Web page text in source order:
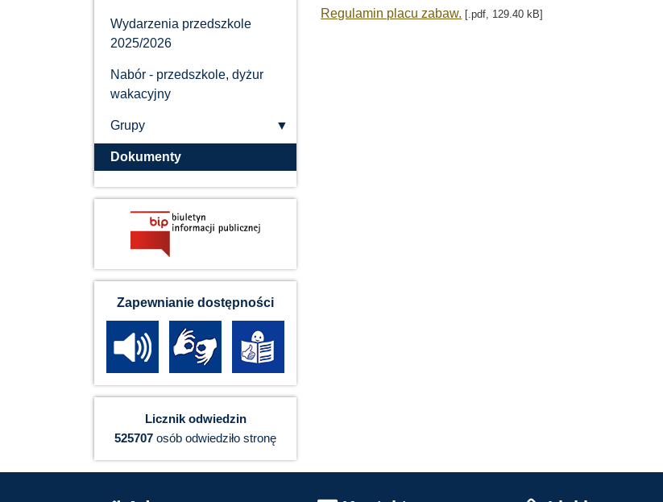
Regulamin placu zabaw. [.pdf, 129.40 kB]
Wydarzenia przedszkole
2025/2026
Nabór - przedszkole, dyżur
wakacyjny
Grupy
Dokumenty
Zapewnianie dostępności
Licznik odwiedzin
525707 osób odwiedziło stronę